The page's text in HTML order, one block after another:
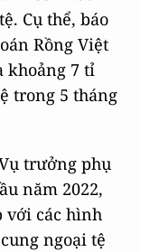
Cụ thể, báo
Rồng Việt
khoảng 7 tỉ
trong 5 tháng
trưởng phụ
năm 2022,
với các hình
ngoại tệ